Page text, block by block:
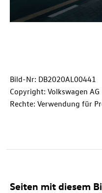
Bild-Nr: DB2020AL00441
Copyright: Volkswagen AG
Rechte: Verwendung für
Seiten mit diesem